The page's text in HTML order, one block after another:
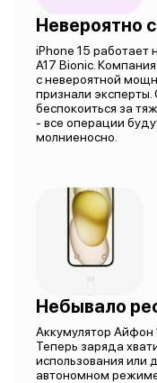
Невероятно
iPhone 15 работает
A17 Bionic.
с невероятной
признали
беспокоиться за
- все операции
молниеносно.
Небывало
Аккумулятор Айфон
Теперь заряда
использования или
автономном